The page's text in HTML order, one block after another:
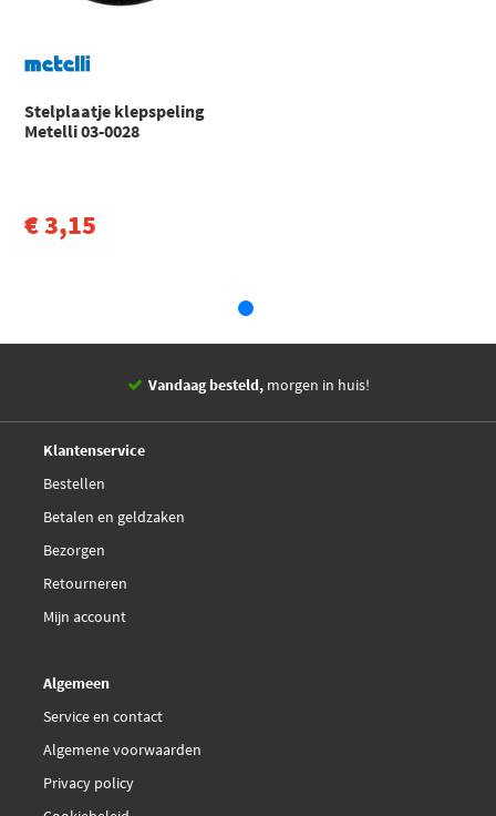
Alfa Romeo
156 (932_) Open laadbak/ Chassis (1997 - 2005)
Alfa Romeo
156
156 Sportwagon (932_) (1997 - 2006)
Stelplaatje klepspeling
Metelli 03-0028
€ 3,15
Vandaag besteld, morgen in huis!
Klantenservice
Bestellen
Betalen en geldzaken
Bezorgen
Retourneren
Mijn account
Algemeen
Service en contact
Algemene voorwaarden
Privacy policy